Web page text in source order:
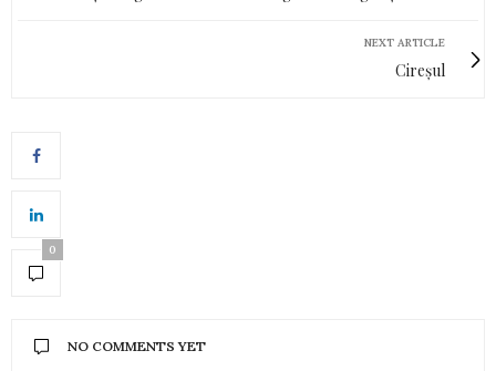
NEXT ARTICLE
Cireșul
0
NO COMMENTS YET